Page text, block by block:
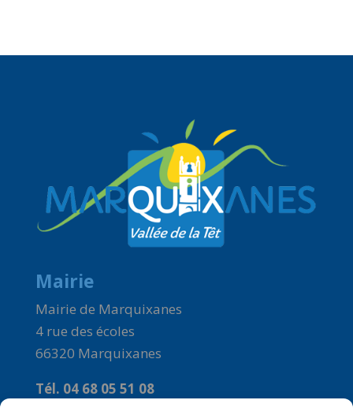
Mairie
Mairie de Marquixanes
4 rue des écoles
66320 Marquixanes
Tél. 04 68 05 51 08